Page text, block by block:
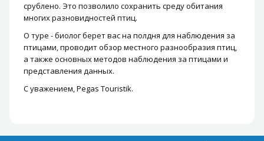
срублено. Это позволило сохранить среду обитания
многих разновидностей птиц.
О туре - биолог берет вас на полдня для наблюдения за
птицами, проводит обзор местного разнообразия птиц,
а также основных методов наблюдения за птицами и
представления данных.
С уважением, Pegas Touristik.